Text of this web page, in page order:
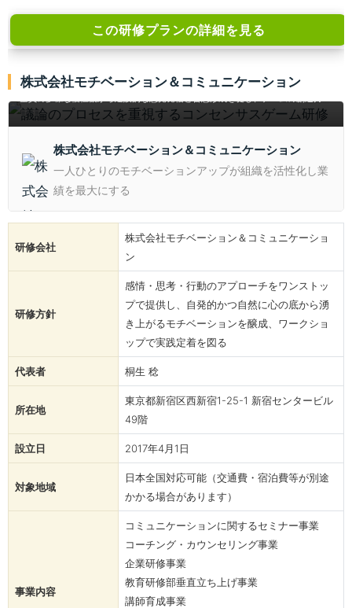
この研修プランの詳細を見る
株式会社モチベーション＆コミュニケーション
会議の形骸化を解消し、議論のプロセスを重視して心理的安全性を担保。参加者
連帯感を高める実践型コミュニケーション研修。業務外課題で相互理解を深め、
論理的発信力と質問力の両方も養成。
株式会社モチベーション＆コミュニケーション
一人ひとりのモチベーションアップが組織を活性化し業
績を最大にする
研修会社
株式会社モチベーション＆コミュニケーショ
ン
研修方針
感情・思考・行動のアプローチをワンストッ
プで提供し、自発的かつ自然に心の底から湧
き上がるモチベーションを醸成、ワークショ
ップで実践定着を図る
代表者 桐生 稔
所在地
東京都新宿区西新宿1-25-1 新宿センタービル
49階
設立日 2017年4月1日
対象地域
日本全国対応可能（交通費・宿泊費等が別途
かかる場合があります）
事業内容
コミュニケーションに関するセミナー事業
コーチング・カウンセリング事業
企業研修事業
教育研修部垂直立ち上げ事業
講師育成事業